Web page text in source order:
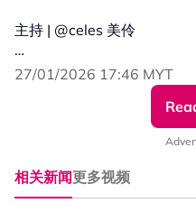
主持 | @celes 美伶
#安华 #教育部 #1年级 #入
#发射热点 #84hotspot #热
🔴 更多新闻资讯看这里 ▹
27/01/2026 17:46 MYT
相关新闻更多视频